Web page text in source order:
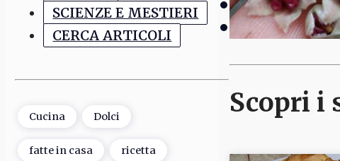
SCIENZE E MESTIERI
CERCA ARTICOLI
Cucina Dolci
fatte in casa ricetta
Scopri i